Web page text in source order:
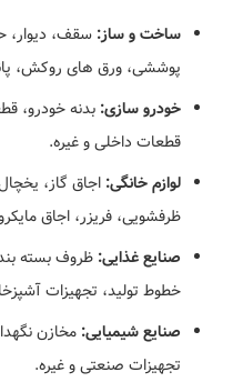
ساخت و ساز: سقف، دیوار،
پوششی، ورق های روکش،
خودرو سازی: بدنه خودرو،
قطعات داخلی و غیره.
لوازم خانگی: اجاق گاز،
ظرفشویی، فریزر، اجاق
صنایع غذایی: ظروف بسته
خطوط تولید، تجهیزات
صنایع شیمیایی: مخازن
تجهیزات صنعتی و غیره.